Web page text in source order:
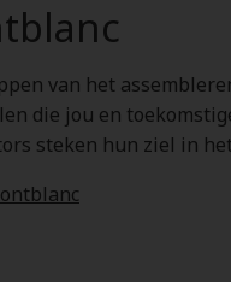
van het
die jou en
steken hun ziel in